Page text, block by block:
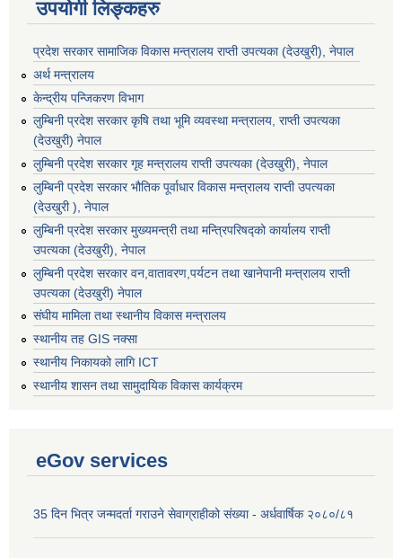
उपयोगी लिङ्कहरु
प्रदेश सरकार सामाजिक विकास मन्‍‍त्रालय राप्ती उपत्यका (देउखुरी), नेपाल
अर्थ मन्त्रालय
केन्द्रीय पन्जिकरण विभाग
लुम्बिनी प्रदेश सरकार कृषि तथा भूमि व्यवस्था मन्त्रालय, राप्ती उपत्यका
(देउखुरी) नेपाल
लुम्बिनी प्रदेश सरकार गृह मन्त्रालय राप्ती उपत्यका (देउखुरी), नेपाल
लुम्बिनी प्रदेश सरकार भौतिक पूर्वाधार विकास मन्त्रालय राप्ती उपत्यका
(देउखुरी ), नेपाल
लुम्बिनी प्रदेश सरकार मुख्यमन्त्री तथा मन्त्रिपरिषद्को कार्यालय राप्ती
उपत्यका (देउखुरी), नेपाल
लुम्बिनी प्रदेश सरकार वन,वातावरण,पर्यटन तथा खानेपानी मन्त्रालय राप्ती
उपत्यका (देउखुरी) नेपाल
संघीय मामिला तथा स्थानीय विकास मन्त्रालय
स्थानीय तह GIS नक्सा
स्थानीय निकायको लागि ICT
स्थानीय शासन तथा सामुदायिक विकास कार्यक्रम
eGov services
35 दिन भित्र जन्मदर्ता गराउने सेवाग्राहीको संख्या - अर्धवार्षिक २०८०/८१